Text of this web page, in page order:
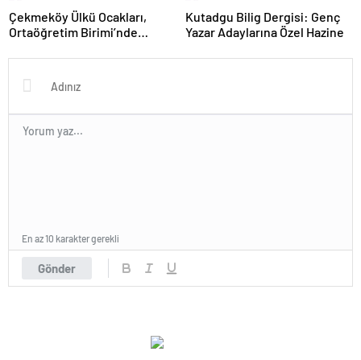
Çekmeköy Ülkü Ocakları,
Ortaöğretim Birimi’nde
Kutadgu Bilig Dergisi: Genç
Yazar Adaylarına Özel Hazine
Gönder
En az 10 karakter gerekli